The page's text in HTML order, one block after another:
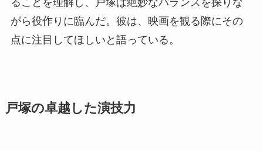
がら役作りに臨んだ。彼は、映画を観る際にその
点に注目してほしいと語っている。
戸塚の卓越した演技力